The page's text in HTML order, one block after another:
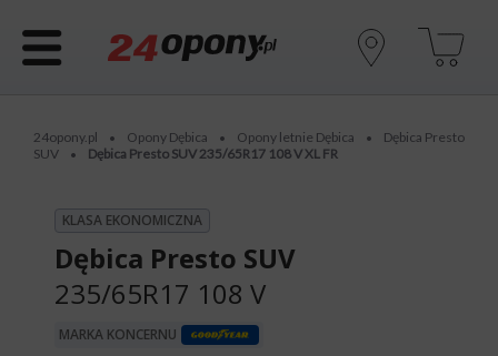
24opony.pl • Opony Dębica • Opony letnie Dębica •
Dębica Presto
SUV
• Dębica Presto SUV 235/65R17 108 V XL FR
KLASA EKONOMICZNA
Dębica Presto SUV
235/65R17 108 V
MARKA KONCERNU